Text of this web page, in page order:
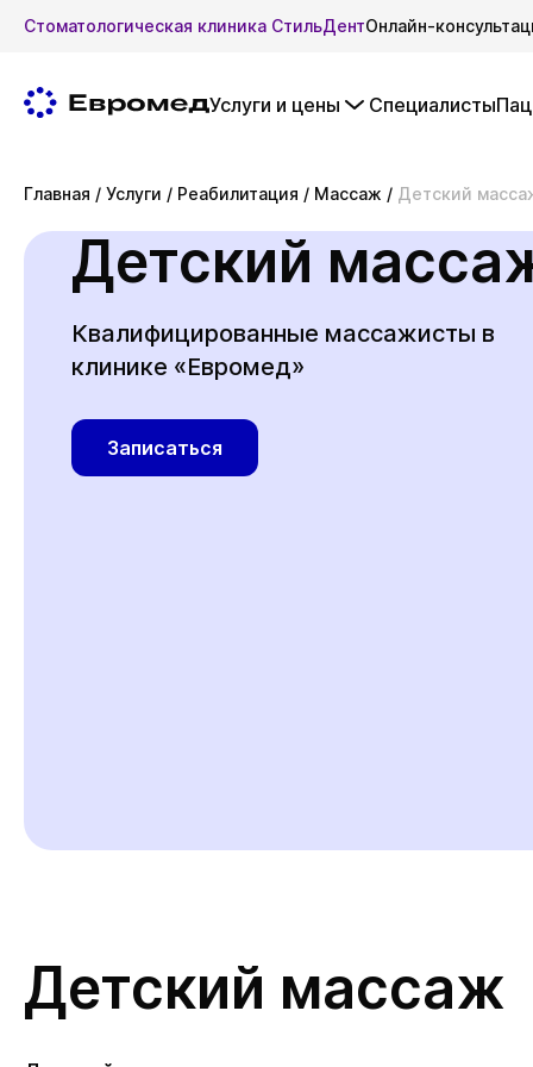
Стоматологическая клиника СтильДентОнлайн-
Услуги и цены Специалисты
Главная / Услуги / Реабилитация / Массаж / Детский
Детский
Квалифицированные массажисты в
клинике «Евромед»
Записаться
Детский массаж